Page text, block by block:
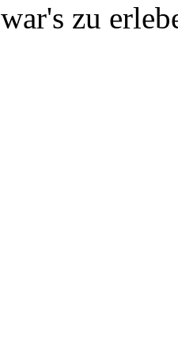
war's zu